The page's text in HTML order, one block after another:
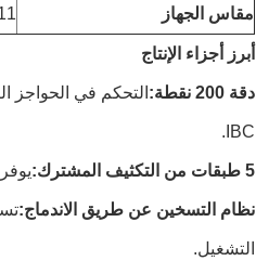
مقاس الجهاز
أبرز أجزاء الإنتاج
دقة 200 نقطة: التحكم في الحواجز
IBC.
5 طبقات من التكثيف المشترك:
نظام التسخين عن طريق الاندماج:
التشغيل.